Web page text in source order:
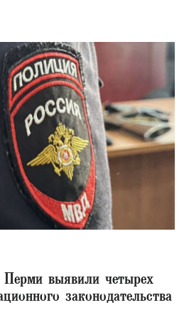
выявили четырех
законодательства